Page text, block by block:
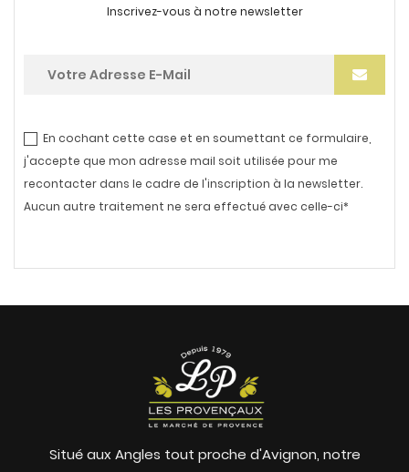
Inscrivez-vous à notre newsletter
En cochant cette case et en soumettant ce formulaire,
j'accepte que mon adresse mail soit utilisée pour me
recontacter dans le cadre de l'inscription à la newsletter.
Aucun autre traitement ne sera effectué avec celle-ci*
Situé aux Angles tout proche d'Avignon, notre